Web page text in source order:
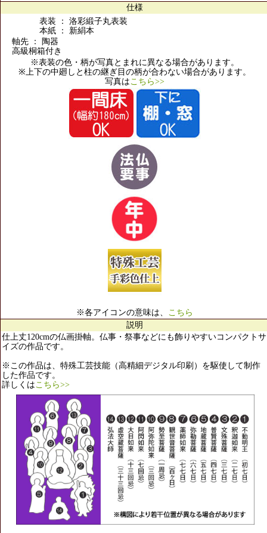
仕様
表装 ： 洛彩緞子丸表装
本紙 ： 新絹本
軸先 ： 陶器
高級桐箱付き
※表装の色・柄が写真とまれに異なる場合があります。
※上下の中廻しと柱の継ぎ目の柄が合わない場合があります。
写真はこちら>>
※各アイコンの意味は、 こちら
説明
仕上丈120cmの仏画掛軸。仏事・祭事などにも飾りやすいコンパクトサ
イズの作品です。
※この作品は、特殊工芸技能（高精細デジタル印刷）を駆使して制作
した作品です。
詳しくはこちら>>